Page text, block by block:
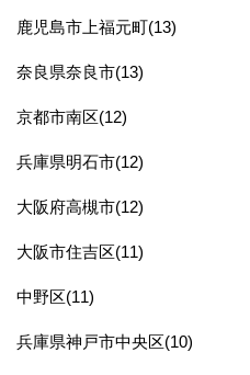
鹿児島市上福元町(13)
奈良県奈良市(13)
京都市南区(12)
兵庫県明石市(12)
大阪府高槻市(12)
大阪市住吉区(11)
中野区(11)
兵庫県神戸市中央区(10)